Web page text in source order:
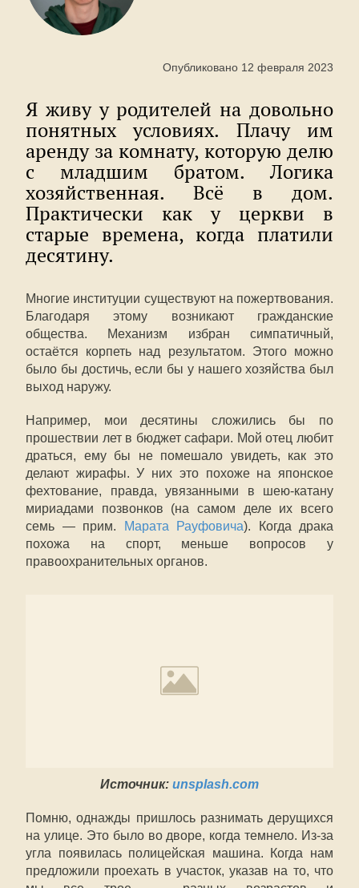
Опубликовано 12 февраля 2023
Я живу у родителей на довольно
понятных условиях. Плачу им
аренду за комнату, которую делю
с младшим братом. Логика
хозяйственная. Всё в дом.
Практически как у церкви в
старые времена, когда платили
десятину.
Многие институции существуют на пожертвования.
Благодаря этому возникают гражданские
общества. Механизм избран симпатичный,
остаётся корпеть над результатом. Этого можно
было бы достичь, если бы у нашего хозяйства был
выход наружу.
Например, мои десятины сложились бы по
прошествии лет в бюджет сафари. Мой отец любит
драться, ему бы не помешало увидеть, как это
делают жирафы. У них это похоже на японское
фехтование, правда, увязанными в шею-катану
мириадами позвонков (на самом деле их всего
семь — прим.
Марата Рауфовича). Когда драка
похожа на спорт, меньше вопросов у
правоохранительных органов.
Источник: unsplash.com
Помню, однажды пришлось разнимать дерущихся
на улице. Это было во дворе, когда темнело. Из-за
угла появилась полицейская машина. Когда нам
предложили проехать в участок, указав на то, что